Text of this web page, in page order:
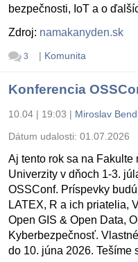
bezpečnosti, IoT a o
Zdroj: namakanyden.sk
3 | Komunita
Konferencia
10.04 | 19:03 | Miroslav
Dátum udalosti: 01.07.2026
Aj tento rok sa na
Univerzity v dňoch 1-3.
OSSConf. Príspevky
LATEX, R a ich priatelia,
Open GIS & Open Data,
Kyberbezpečnosť.
do 10. júna 2026. Tešíme